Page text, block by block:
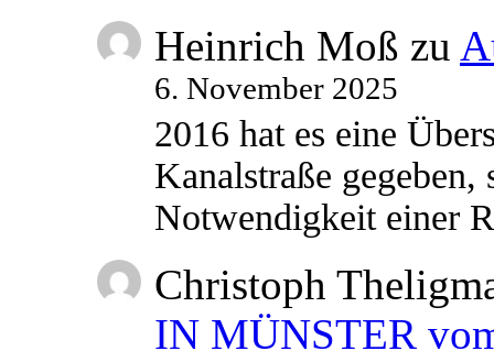
Heinrich Moß zu
6. November 2025
2016 hat es eine
Kanalstraße
Notwendigkeit einer
Christoph
IN MÜNSTER